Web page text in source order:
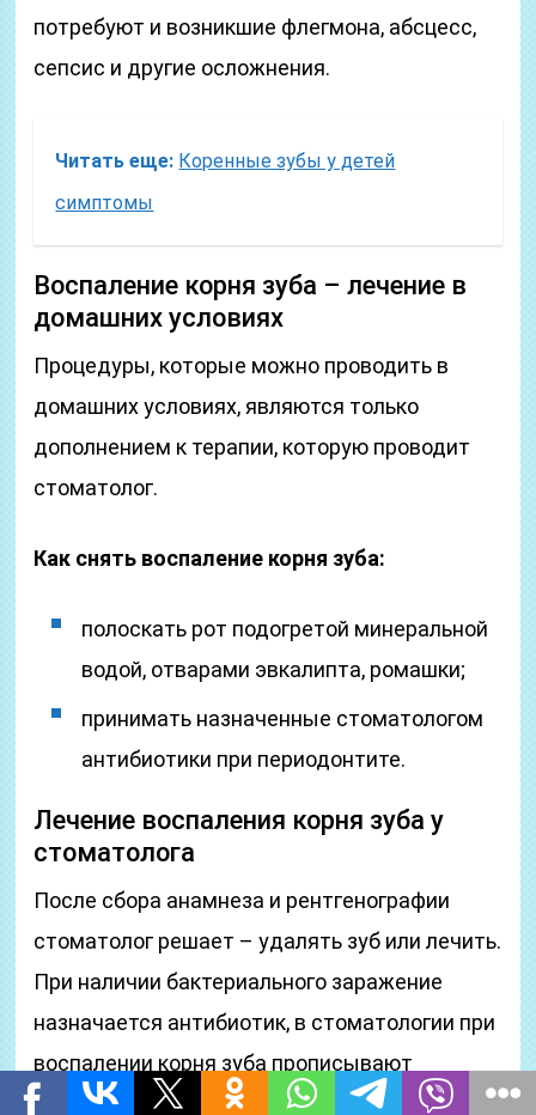
потребуют и возникшие флегмона, абсцесс,
сепсис и другие осложнения.
Читать еще: Коренные зубы у детей
симптомы
Воспаление корня зуба – лечение в
домашних условиях
Процедуры, которые можно проводить в
домашних условиях, являются только
дополнением к терапии, которую проводит
стоматолог.
Как снять воспаление корня зуба:
полоскать рот подогретой минеральной
водой, отварами эвкалипта, ромашки;
принимать назначенные стоматологом
антибиотики при периодонтите.
Лечение воспаления корня зуба у
стоматолога
После сбора анамнеза и рентгенографии
стоматолог решает – удалять зуб или лечить.
При наличии бактериального заражение
назначается антибиотик, в стоматологии при
воспалении корня зуба прописывают
препараты широкого действия, например –